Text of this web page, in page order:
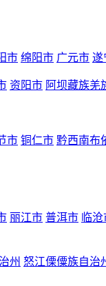
市 绵阳市 广元市 遂
资阳市 阿坝藏族羌
市 铜仁市 黔西南布
丽江市 普洱市 临
州 怒江傈僳族自治